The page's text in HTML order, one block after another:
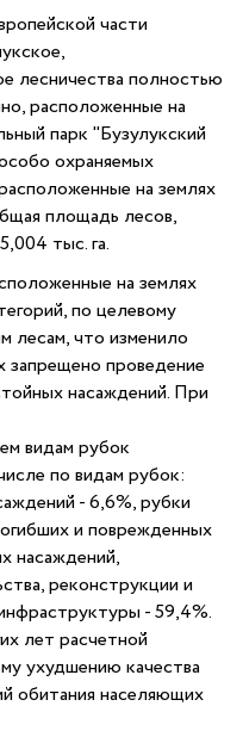
части
лесничества полностью
расположенные на
парк "Бузулукский
охраняемых
на землях
площадь лесов,
тыс. га.
на землях
по целевому
лесам, что изменило
запрещено проведение
насаждений. При
видам рубок
по видам рубок:
- 6,6%, рубки
и поврежденных
насаждений,
реконструкции и
- 59,4%.
лет расчетной
ухудшению качества
обитания населяющих